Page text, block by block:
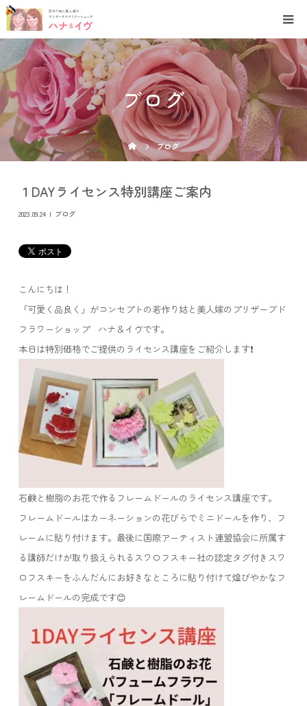
ブログ
ブログ
１DAYライセンス特別講座ご案内
2023.09.24 ブログ
こんにちは！
「可愛く品良く」がコンセプトの若作り姑と美人嫁のプリザーブド
フラワーショップ ハナ＆イヴです。
本日は特別価格でご提供のライセンス講座をご紹介します❗️
石鹸と樹脂のお花で作るフレームドールのライセンス講座です。
フレームドールはカーネーションの花びらでミニドールを作り、フ
レームに貼り付けます。最後に国際アーティスト連盟協会に所属す
る講師だけが取り扱えられるスワロフスキー社の認定タグ付きスワ
ロフスキーをふんだんにお好きなところに貼り付けて煌びやかなフ
レームドールの完成です😊